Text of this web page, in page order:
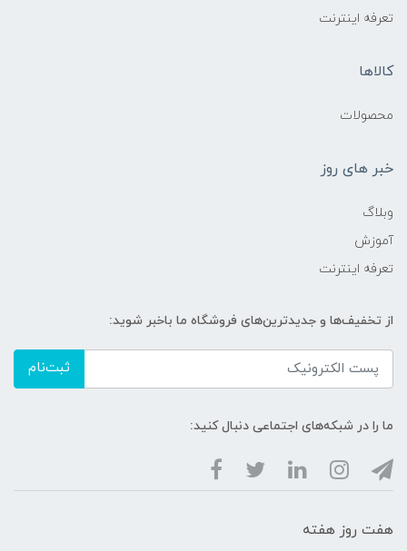
تعرفه اینترنت
کالاها
محصولات
خبر های روز
وبلاگ
آموزش
تعرفه اینترنت
از تخفیف‌ها و جدیدترین‌های فروشگاه ما باخبر شوید:
ثبت‌نام
ما را در شبکه‌های اجتماعی دنبال کنید:
هفت روز هفته